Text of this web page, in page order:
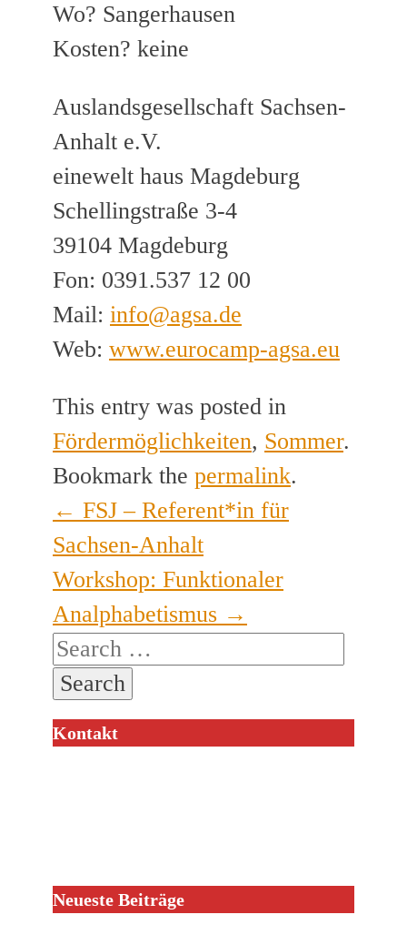
Wo? Sangerhausen
Kosten? keine
Auslandsgesellschaft Sachsen-
Anhalt e.V.
einewelt haus Magdeburg
Schellingstraße 3-4
39104 Magdeburg
Fon: 0391.537 12 00
Mail: info@agsa.de
Web: www.eurocamp-agsa.eu
This entry was posted in
Fördermöglichkeiten, Sommer.
Bookmark the permalink.
Post
navigation
← FSJ – Referent*in für
Sachsen-Anhalt
Workshop: Funktionaler
Analphabetismus →
Search
for:
Kontakt
Neueste Beiträge